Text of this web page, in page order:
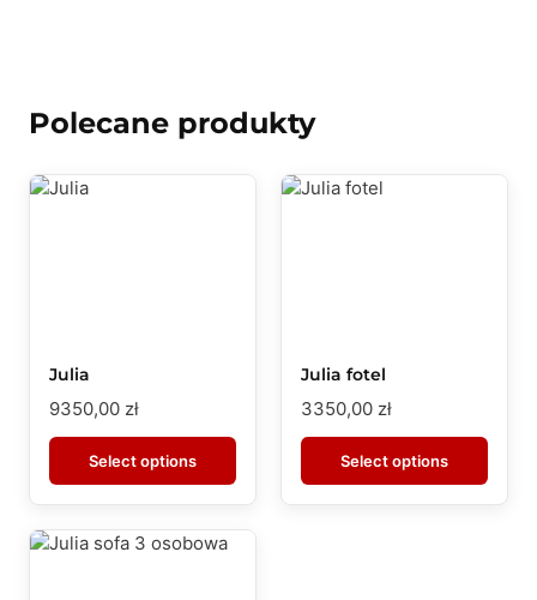
Polecane produkty
Julia
9350,00 zł
Select options
Julia fotel
3350,00 zł
Select options